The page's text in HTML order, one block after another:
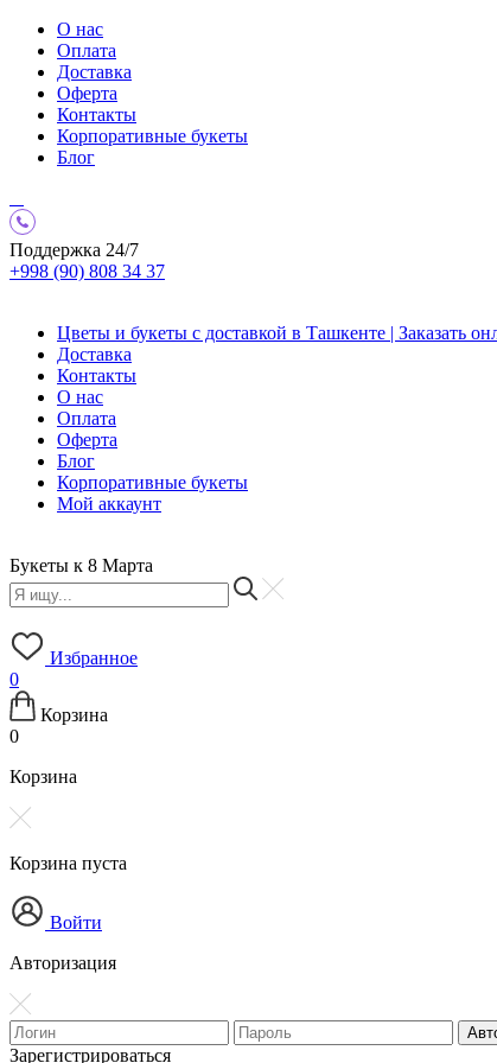
О нас
Оплата
Доставка
Оферта
Контакты
Корпоративные букеты
Блог
Поддержка 24/7
+998 (90) 808 34 37
Цветы и букеты с доставкой в Ташкенте | Заказать
Доставка
Контакты
О нас
Оплата
Оферта
Блог
Корпоративные букеты
Мой аккаунт
Букеты к 8 Марта
Избранное
0
Корзина
0
Корзина
Корзина пуста
Войти
Авторизация
Зарегистрироваться